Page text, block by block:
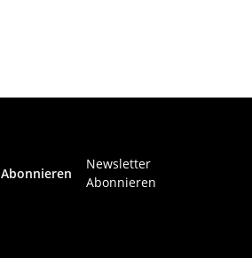
Abonnieren
Newsletter
Abonnieren